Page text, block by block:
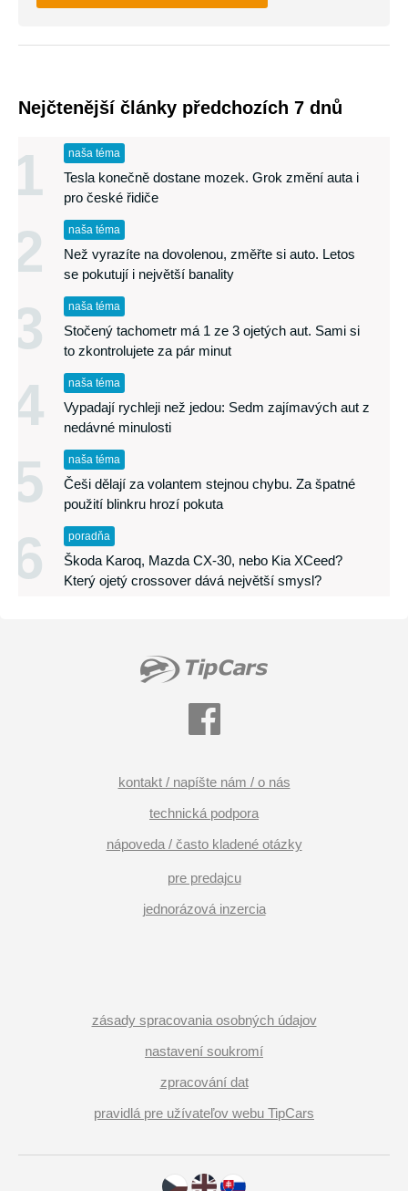
Nejčtenější články předchozích 7 dnů
1 naša téma
Tesla konečně dostane mozek. Grok změní auta i
pro české řidiče
2 naša téma
Než vyrazíte na dovolenou, změřte si auto. Letos
se pokutují i největší banality
3 naša téma
Stočený tachometr má 1 ze 3 ojetých aut. Sami si
to zkontrolujete za pár minut
4 naša téma
Vypadají rychleji než jedou: Sedm zajímavých aut z
nedávné minulosti
5 naša téma
Češi dělají za volantem stejnou chybu. Za špatné
použití blinkru hrozí pokuta
6 poradňa
Škoda Karoq, Mazda CX-30, nebo Kia XCeed?
Který ojetý crossover dává největší smysl?
kontakt / napíšte nám / o nás
technická podpora
nápoveda / často kladené otázky
pre predajcu
jednorázová inzercia
zásady spracovania osobných údajov
nastavení soukromí
zpracování dat
pravidlá pre užívateľov webu TipCars